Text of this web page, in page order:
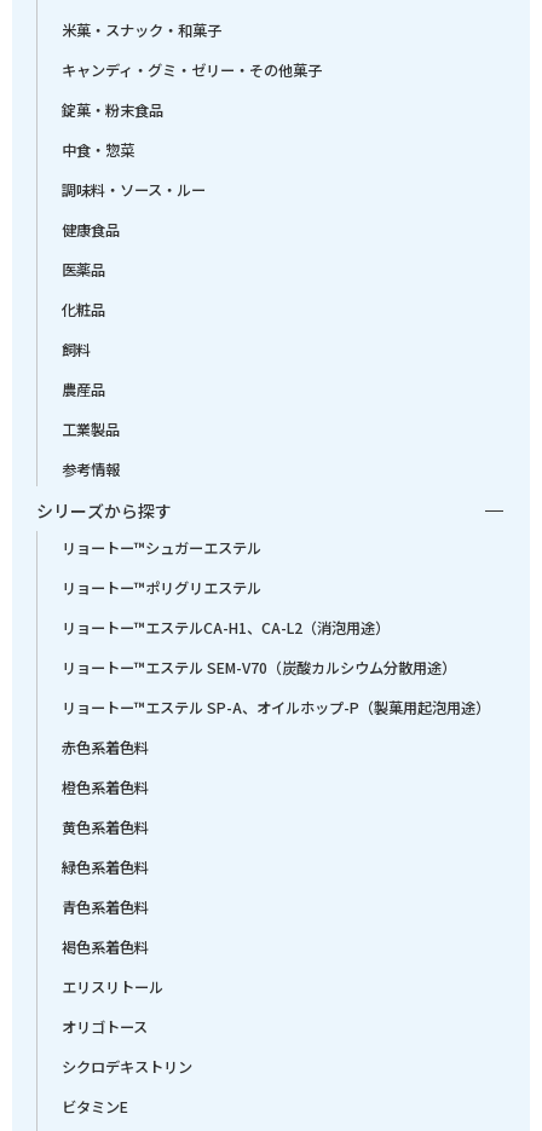
米菓・スナック・和菓子
キャンディ・グミ・ゼリー・その他菓子
錠菓・粉末食品
中食・惣菜
調味料・ソース・ルー
健康食品
医薬品
化粧品
飼料
農産品
工業製品
参考情報
シリーズから探す
リョートー™シュガーエステル
リョートー™ポリグリエステル
リョートー™エステルCA-H1、CA-L2（消泡用途）
リョートー™エステル SEM-V70（炭酸カルシウム分散用途）
リョートー™エステル SP-A、オイルホップ-P（製菓用起泡用途）
赤色系着色料
橙色系着色料
黄色系着色料
緑色系着色料
青色系着色料
褐色系着色料
エリスリトール
オリゴトース
シクロデキストリン
ビタミンE